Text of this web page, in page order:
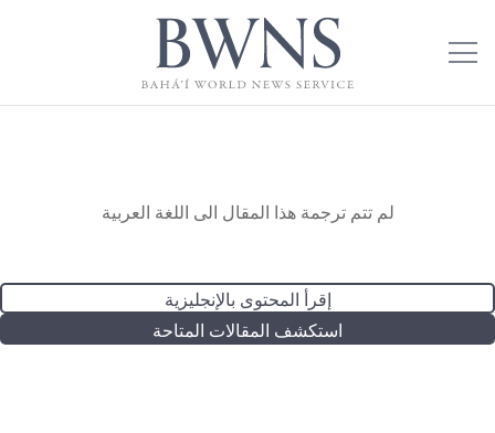
لم تتم ترجمة هذا المقال الى اللغة العربية
إقرأ المحتوى بالإنجليزية
استكشف المقالات المتاحة